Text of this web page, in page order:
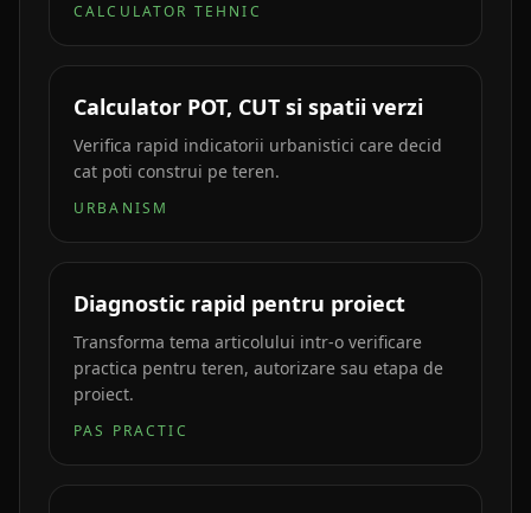
CALCULATOR TEHNIC
Calculator POT, CUT si spatii verzi
Verifica rapid indicatorii urbanistici care decid
cat poti construi pe teren.
URBANISM
Diagnostic rapid pentru proiect
Transforma tema articolului intr-o verificare
practica pentru teren, autorizare sau etapa de
proiect.
PAS PRACTIC